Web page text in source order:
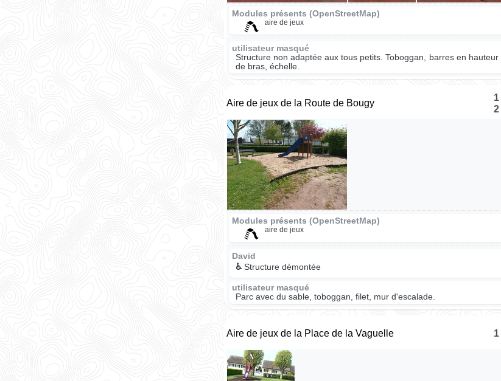
Modules présents (OpenStreetMap)
aire de jeux
utilisateur masqué
Structure non adaptée aux tous petits. Toboggan, barres en
de bras, échelle.
Aire de jeux de la Route de Bougy
1
2
Modules présents (OpenStreetMap)
aire de jeux
David
♿ Structure démontée
utilisateur masqué
Parc avec du sable, toboggan, filet, mur d'escalade.
Aire de jeux de la Place de la Vaguelle 1